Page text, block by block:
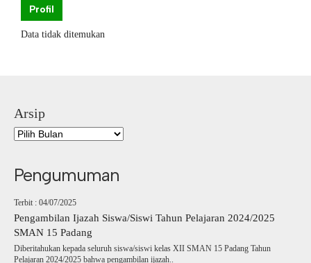
Profil
Data tidak ditemukan
Arsip
Pengumuman
Terbit : 04/07/2025
Pengambilan Ijazah Siswa/Siswi Tahun Pelajaran 2024/2025
SMAN 15 Padang
Diberitahukan kepada seluruh siswa/siswi kelas XII SMAN 15 Padang Tahun
Pelajaran 2024/2025 bahwa pengambilan ijazah..